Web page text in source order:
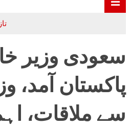
تازہ
سعودی وزیر
پاکستان آمد،
سے ملاقات،